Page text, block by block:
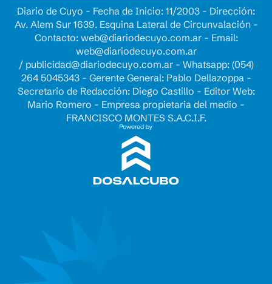
Diario de Cuyo - Fecha de Inicio: 11/2003 - Dirección:
Av. Alem Sur 1639. Esquina Lateral de Circunvalación -
Contacto: web@diariodecuyo.com.ar- Email:
web@diariodecuyo.com.ar
/ publicidad@diariodecuyo.com.ar- Whatsapp: (054)
264 5045343 - Gerente General: Pablo Dellazoppa -
Secretario de Redacción: Diego Castillo - Editor Web:
Mario Romero - Empresa propietaria del medio -
FRANCISCO MONTES S.A.C.I.F.